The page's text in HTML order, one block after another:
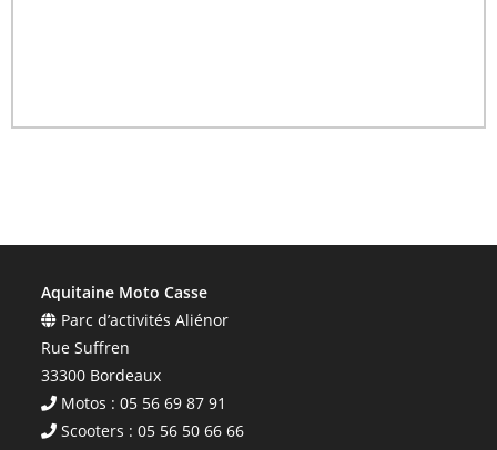
Aquitaine Moto Casse
Parc d’activités Aliénor
Rue Suffren
33300 Bordeaux
Motos : 05 56 69 87 91
Scooters : 05 56 50 66 66